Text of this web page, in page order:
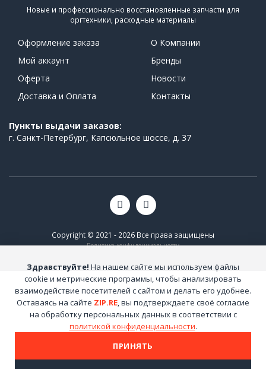
Новые и профессионально восстановленные запчасти для
оргтехники, расходные материалы
Оформление заказа
Мой аккаунт
Оферта
Доставка и Оплата
О Компании
Бренды
Новости
Контакты
Пункты выдачи заказов:
г. Санкт-Петербург, Капсюльное шоссе, д. 37
Copyright © 2021 - 2026 Все права защищены
Политика конфиденциальности
Здравствуйте! На нашем сайте мы используем файлы
cookie и метрические программы, чтобы анализировать
взаимодействие посетителей с сайтом и делать его удобнее.
Оставаясь на сайте ZIP.RE, вы подтверждаете своё согласие
на обработку персональных данных в соответствии с
политикой конфиденциальности.
ПРИНЯТЬ